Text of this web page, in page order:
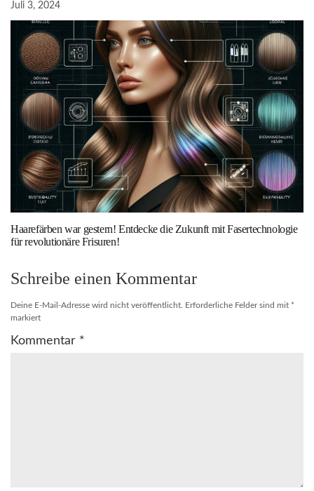
Juli 3, 2024
Haarefärben war gestern! Entdecke die Zukunft mit Fasertechnologie
für revolutionäre Frisuren!
Schreibe einen Kommentar
Deine E-Mail-Adresse wird nicht veröffentlicht. Erforderliche Felder sind mit *
markiert
Kommentar *